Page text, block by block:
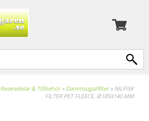
Reservdelar & Tillbehör» Dammsugarfilter» NILFISK
FILTER PET FLEECE, Ø185X140 MM